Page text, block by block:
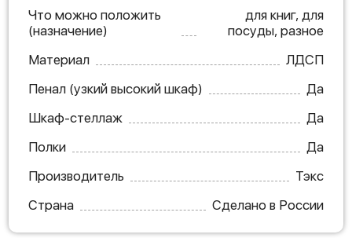
Что можно положить
(назначение)
для книг, для
посуды, разное
Материал
ЛДСП
Пенал (узкий высокий шкаф)
Да
Шкаф-стеллаж
Да
Полки
Да
Производитель
Тэкс
Страна
Сделано в России